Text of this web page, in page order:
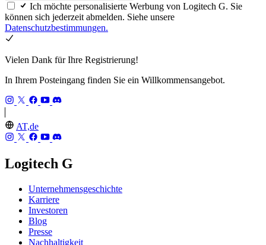
Ich möchte personalisierte Werbung von Logitech G. Sie
können sich jederzeit abmelden. Siehe unsere
Datenschutzbestimmungen.
Vielen Dank für Ihre Registrierung!
In Ihrem Posteingang finden Sie ein Willkommensangebot.
AT,de
Logitech G
Unternehmensgeschichte
Karriere
Investoren
Blog
Presse
Nachhaltigkeit